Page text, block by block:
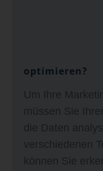
optimieren?
Um Ihre
müssen Sie
die Daten
verschiedenen
können Sie